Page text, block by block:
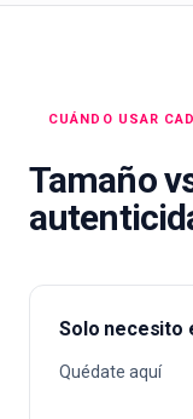
CUÁNDO USAR
Tamaño
Solo necesito
Quédate aquí